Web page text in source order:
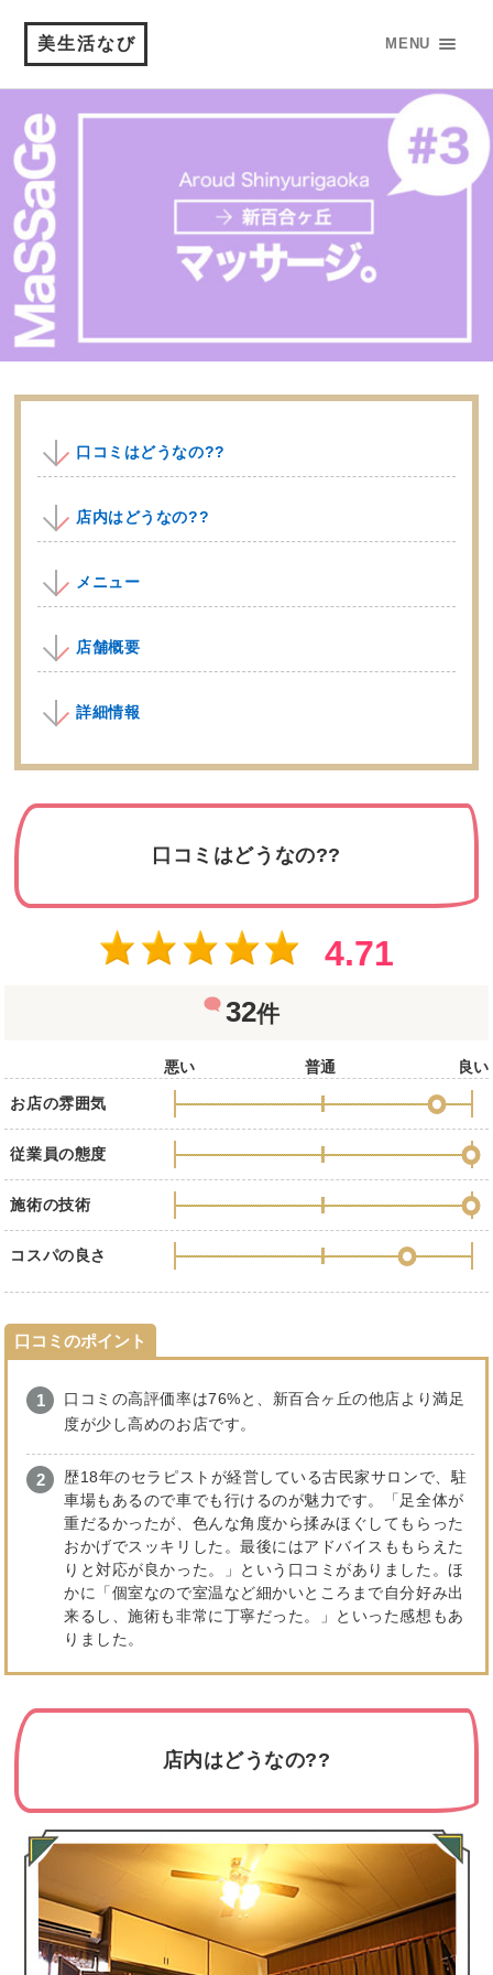
美生活なび MENU
口コミはどうなの??
店内はどうなの??
メニュー
店舗概要
詳細情報
口コミはどうなの??
4.71
32件
悪い 普通 良い
お店の雰囲気
従業員の態度
施術の技術
コスパの良さ
口コミのポイント
口コミの高評価率は76%と、新百合ヶ丘の他店より満足
度が少し高めのお店です。
歴18年のセラピストが経営している古民家サロンで、駐
車場もあるので車でも行けるのが魅力です。「足全体が
重だるかったが、色んな角度から揉みほぐしてもらった
おかげでスッキリした。最後にはアドバイスももらえた
りと対応が良かった。」という口コミがありました。ほ
かに「個室なので室温など細かいところまで自分好み出
来るし、施術も非常に丁寧だった。」といった感想もあ
りました。
店内はどうなの??